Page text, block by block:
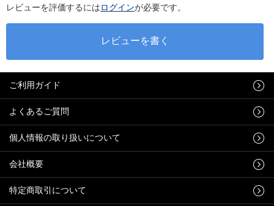
レビューを評価するにはログインが必要です。
ご利用ガイド
よくあるご質問
個人情報の取り扱いについて
会社概要
特定商取引について